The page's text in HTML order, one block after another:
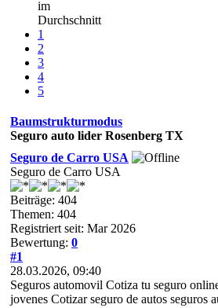
im
Durchschnitt
1
2
3
4
5
Baumstrukturmodus
Seguro auto lider Rosenberg TX
Seguro de Carro USA
Seguro de Carro USA
Beiträge: 404
Themen: 404
Registriert seit: Mar 2026
Bewertung: 0
#1
28.03.2026, 09:40
Seguros automovil Cotiza tu seguro
jovenes Cotizar seguro de autos seguros